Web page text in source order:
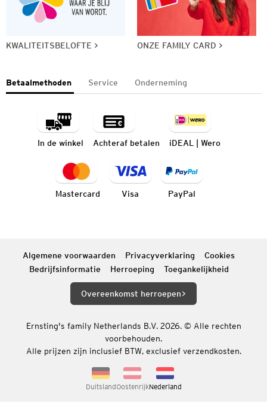
KWALITEITSBELOFTE ONZE FAMILY CARD
Betaalmethoden Service Onderneming
In de winkel Achteraf betalen iDEAL | Wero
Mastercard Visa PayPal
Algemene voorwaarden Privacyverklaring
Cookies
Bedrijfsinformatie
Herroeping Toegankelijkheid
Overeenkomst herroepen
Ernsting's family Netherlands B.V. 2026. © Alle rechten
voorbehouden.
Alle prijzen zijn inclusief BTW, exclusief verzendkosten.
DuitslandOostenrijkNederland